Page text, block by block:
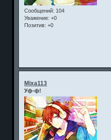
Сообщений: 104
Уважение: +0
Позитив: +0
Mixa113
Уф-ф!